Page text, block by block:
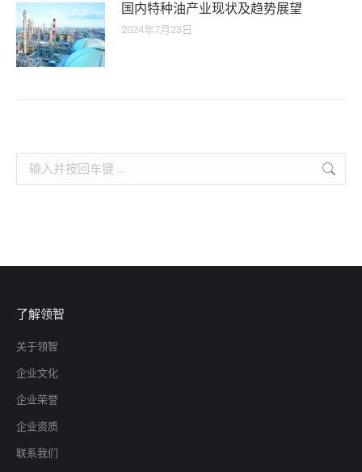
国内特种油产业现状及趋势展望
2024年7月23日
Search:
了解领智
关于领智
企业文化
企业荣誉
企业资质
联系我们